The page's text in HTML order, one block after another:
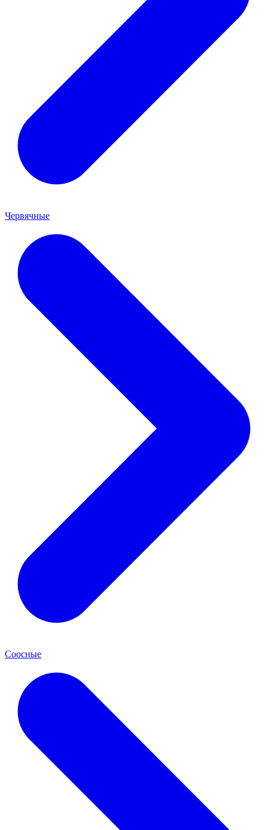
Червячные
Соосные